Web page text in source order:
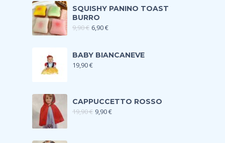
SQUISHY PANINO TOAST
BURRO
9,90€ 6,90€
BABY BIANCANEVE
19,90€
CAPPUCCETTO ROSSO
19,90€ 9,90€